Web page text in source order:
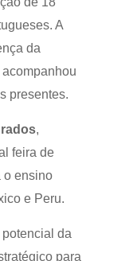
A
da
presentes.
,
feira de
o ensino
e Peru.
da
para